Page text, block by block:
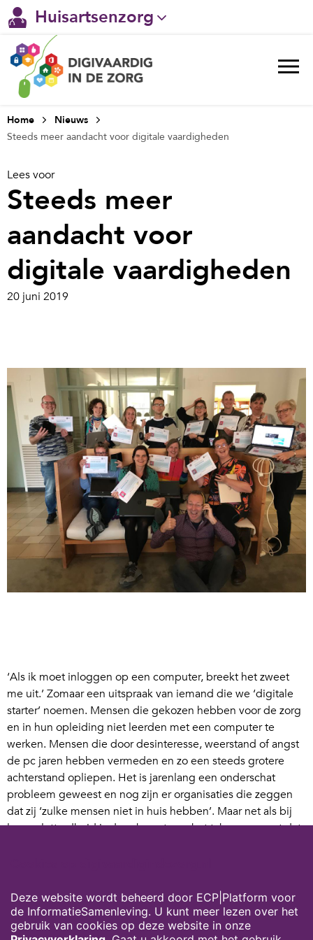
Huisartsenzorg
Gehandicaptenzorg
Verpleeghuiszorg & Zorg thuis
Ggz
Welzijn / sociaal werk
Home
Nieuws
Steeds meer aandacht voor digitale vaardigheden
Lees voor
Steeds meer
aandacht voor
digitale vaardigheden
20 juni 2019
‘Als ik moet inloggen op een computer, breekt het zweet
me uit.’ Zomaar een uitspraak van iemand die we ‘digitale
starter’ noemen. Mensen die gekozen hebben voor de zorg
en in hun opleiding niet leerden met een computer te
werken. Mensen die door desinteresse, weerstand of angst
de pc jaren hebben vermeden en zo een steeds grotere
achterstand opliepen. Het is jarenlang een onderschat
probleem geweest en nog zijn er organisaties die zeggen
dat zij ‘zulke mensen niet in huis hebben’. Maar net als bij
laaggeletterdheid is de schaamte en het taboe zo groot dat
Download hier het volledige artikel van Suzanne Verheijden
in ICT&Health, nr. 3-2019
Deze website wordt beheerd door ECP|Platform voor
de InformatieSamenleving. U kunt meer lezen over het
gebruik van cookies op deze website in onze